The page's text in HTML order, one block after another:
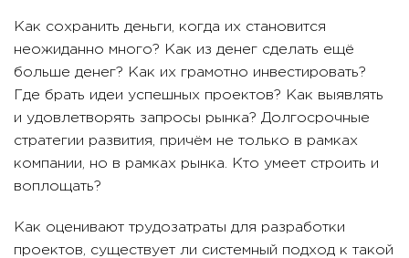
Как сохранить деньги, когда их становится
неожиданно много? Как из денег сделать ещё
больше денег? Как их грамотно инвестировать?
Где брать идеи успешных проектов? Как выявлять
и удовлетворять запросы рынка? Долгосрочные
стратегии развития, причём не только в рамках
компании, но в рамках рынка. Кто умеет строить и
воплощать?
Как оценивают трудозатраты для разработки
проектов, существует ли системный подход к такой